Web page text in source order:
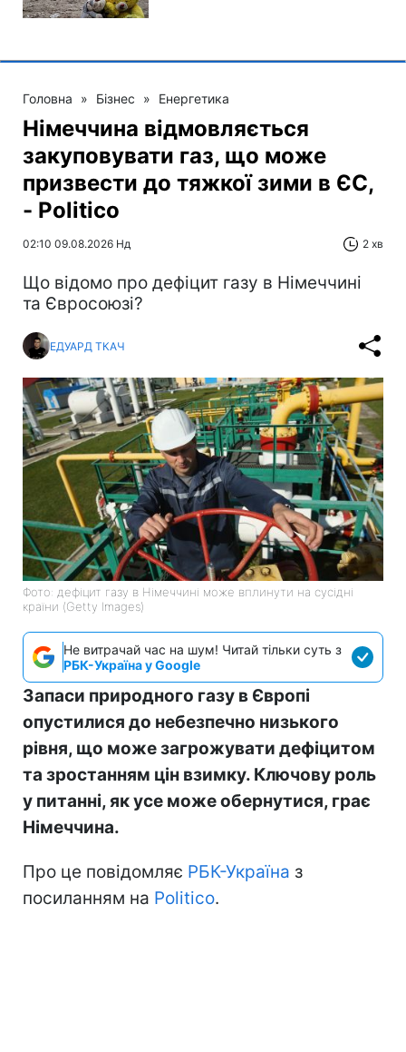
Головна » Бізнес » Енергетика
Німеччина відмовляється
закуповувати газ, що може
призвести до тяжкої зими в ЄС,
- Politico
02:10 09.08.2026 Нд 2 хв
Що відомо про дефіцит газу в Німеччині
та Євросоюзі?
ЕДУАРД ТКАЧ
Фото: дефіцит газу в Німеччині може вплинути на сусідні
країни (Getty Images)
Не витрачай час на шум! Читай тільки суть з
РБК-Україна у Google
Запаси природного газу в Європі
опустилися до небезпечно низького
рівня, що може загрожувати дефіцитом
та зростанням цін взимку. Ключову роль
у питанні, як усе може обернутися, грає
Німеччина.
Про це повідомляє РБК-Україна з
посиланням на Politico.